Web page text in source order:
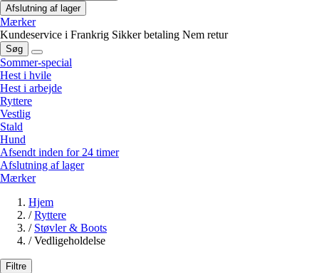
Afslutning af lager
Mærker
Kundeservice i Frankrig Sikker betaling Nem retur
Søg
Sommer-special
Hest i hvile
Hest i arbejde
Ryttere
Vestlig
Stald
Hund
Afsendt inden for 24 timer
Afslutning af lager
Mærker
Hjem
/ Ryttere
/ Støvler & Boots
/ Vedligeholdelse
Filtre